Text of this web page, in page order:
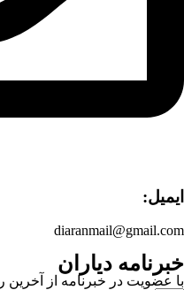
ایمیل:
diaranmail@gmail.com
خبرنامه دیاران
با عضویت در خبرنامه از آخرین